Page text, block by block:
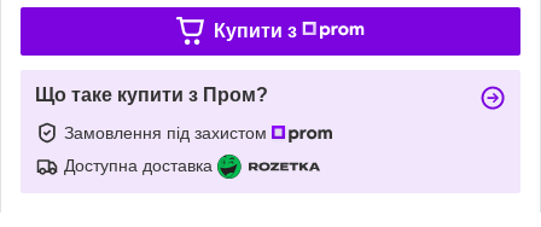
Купити з
Що таке купити з Пром?
Замовлення під захистом
Доступна доставка